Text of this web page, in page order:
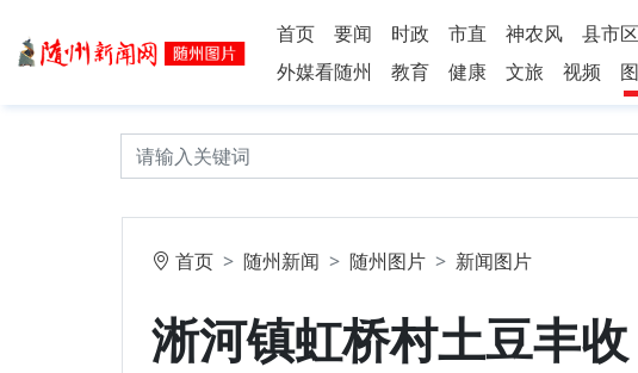
首页 要闻 时政 市直 神农风 县市区
外媒看随州
教育 健康 文旅 视频
首页 随州新闻 随州图片 新闻图片
淅河镇虹桥村土豆丰收